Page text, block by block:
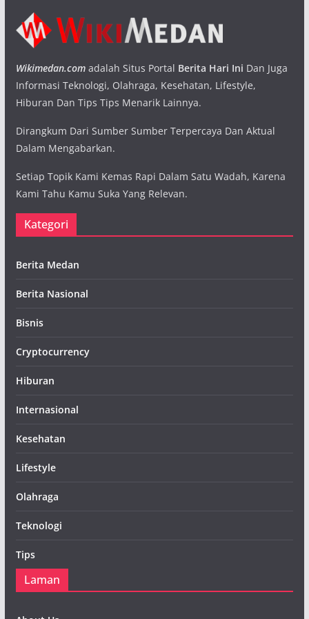
Wikimedan.comadalah Situs Portal Berita Hari Ini Dan Juga
Informasi Teknologi, Olahraga, Kesehatan, Lifestyle,
Hiburan Dan Tips Tips Menarik Lainnya.
Dirangkum Dari Sumber Sumber Terpercaya Dan Aktual
Dalam Mengabarkan.
Setiap Topik Kami Kemas Rapi Dalam Satu Wadah, Karena
Kami Tahu Kamu Suka Yang Relevan.
Kategori
Berita Medan
Berita Nasional
Bisnis
Cryptocurrency
Hiburan
Internasional
Kesehatan
Lifestyle
Olahraga
Teknologi
Tips
Laman